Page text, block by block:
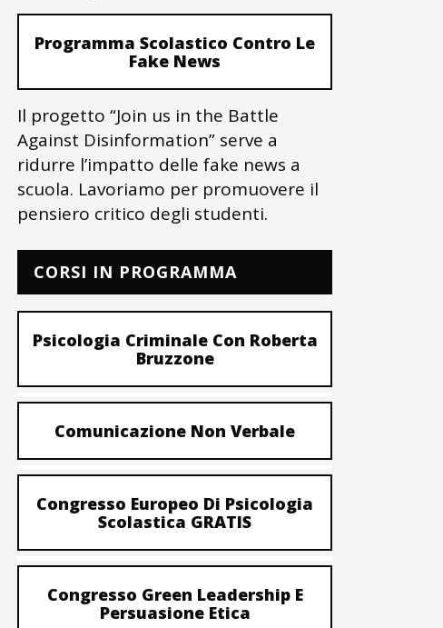
Programma Scolastico Contro Le
Fake News
Il progetto “Join us in the Battle
Against Disinformation” serve a
ridurre l’impatto delle fake news a
scuola. Lavoriamo per promuovere il
pensiero critico degli studenti.
CORSI IN PROGRAMMA
Psicologia Criminale Con Roberta
Bruzzone
Comunicazione Non Verbale
Congresso Europeo Di Psicologia
Scolastica GRATIS
Congresso Green Leadership E
Persuasione Etica